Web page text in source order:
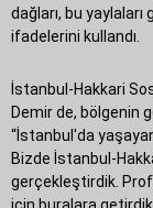
dağları, bu yaylaları
ifadelerini kullandı.
İstanbul-Hakkari
Demir de, bölgenin
“İstanbul'da
Bizde İstanbul-
gerçekleştirdik.